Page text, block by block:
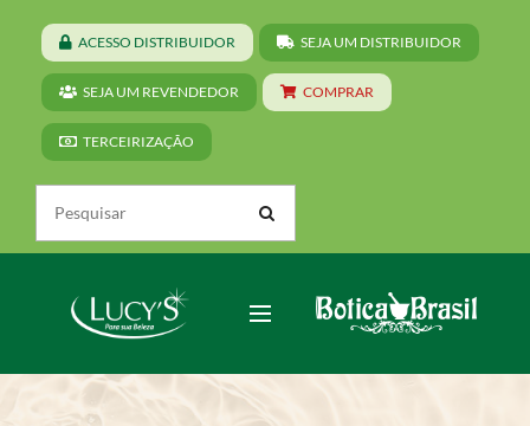
ACESSO DISTRIBUIDOR SEJA UM DISTRIBUIDOR
SEJA UM REVENDEDOR COMPRAR
TERCEIRIZAÇÃO